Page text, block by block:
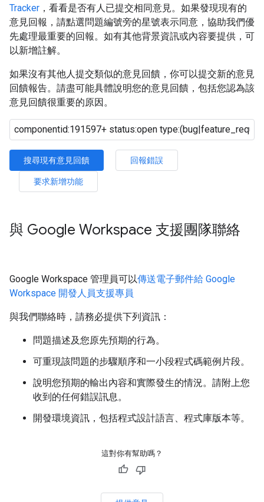
Tracker ，看看是否有人已提交相同意見。如果發現現有的
意見回報，請點選問題編號旁的星號表示同意，協助我們優
先處理最重要的回報。如有其他背景資訊或內容要提供，可
以新增註解。
如果沒有其他人提交類似的意見回饋，你可以提交新的意見
回饋報告。請盡可能具體說明您的意見回饋，包括您認為該
意見回饋很重要的原因。
搜尋現有意見回饋
回報錯誤
要求新增功能
與 Google Workspace 支援團隊聯絡
Google Workspace 管理員可以傳送電子郵件給 Google
Workspace 開發人員支援專員
與我們聯絡時，請務必提供下列資訊：
問題描述及您原先預期的行為。
可重現該問題的步驟順序和一小段程式碼範例片段。
說明您預期的輸出內容和實際發生的情況。請附上您
收到的任何錯誤訊息。
開發環境資訊，包括程式設計語言、程式庫版本等。
這對你有幫助嗎？